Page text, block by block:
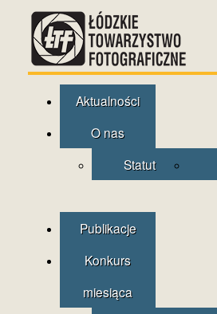
Aktualności
O nas
Statut
Publikacje
Konkurs
miesiąca